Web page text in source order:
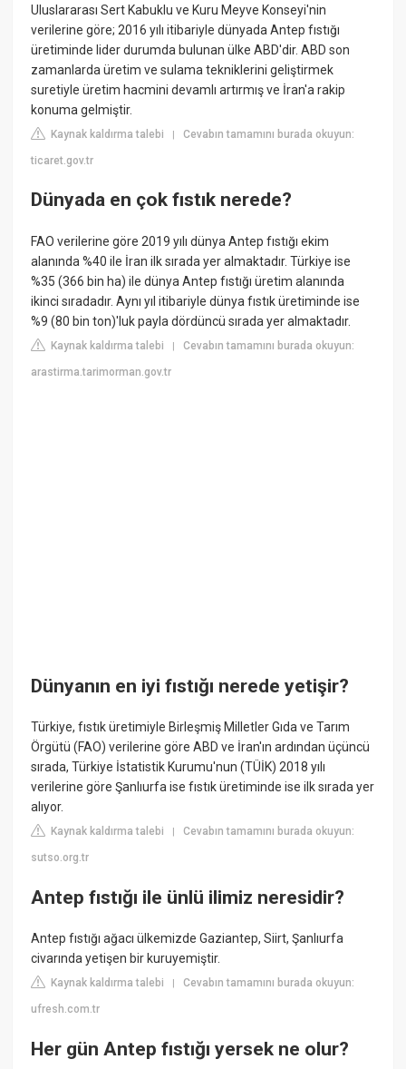
Uluslararası Sert Kabuklu ve Kuru Meyve Konseyi'nin
verilerine göre; 2016 yılı itibariyle dünyada Antep fıstığı
üretiminde lider durumda bulunan ülke ABD'dir. ABD son
zamanlarda üretim ve sulama tekniklerini geliştirmek
suretiyle üretim hacmini devamlı artırmış ve İran'a rakip
konuma gelmiştir.
Kaynak kaldırma talebi |Cevabın tamamını burada okuyun:
ticaret.gov.tr
Dünyada en çok fıstık nerede?
FAO verilerine göre 2019 yılı dünya Antep fıstığı ekim
alanında %40 ile İran ilk sırada yer almaktadır. Türkiye ise
%35 (366 bin ha) ile dünya Antep fıstığı üretim alanında
ikinci sıradadır. Aynı yıl itibariyle dünya fıstık üretiminde ise
%9 (80 bin ton)'luk payla dördüncü sırada yer almaktadır.
Kaynak kaldırma talebi |Cevabın tamamını burada okuyun:
arastirma.tarimorman.gov.tr
Dünyanın en iyi fıstığı nerede yetişir?
Türkiye, fıstık üretimiyle Birleşmiş Milletler Gıda ve Tarım
Örgütü (FAO) verilerine göre ABD ve İran'ın ardından üçüncü
sırada, Türkiye İstatistik Kurumu'nun (TÜİK) 2018 yılı
verilerine göre Şanlıurfa ise fıstık üretiminde ise ilk sırada yer
alıyor.
Kaynak kaldırma talebi |Cevabın tamamını burada okuyun:
sutso.org.tr
Antep fıstığı ile ünlü ilimiz neresidir?
Antep fıstığı ağacı ülkemizde Gaziantep, Siirt, Şanlıurfa
civarında yetişen bir kuruyemiştir.
Kaynak kaldırma talebi |Cevabın tamamını burada okuyun:
ufresh.com.tr
Her gün Antep fıstığı yersek ne olur?